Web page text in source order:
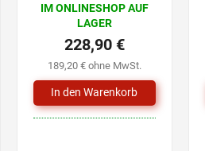
IM ONLINESHOP AUF
LAGER
189,20 € ohne MwSt.
228,90 €